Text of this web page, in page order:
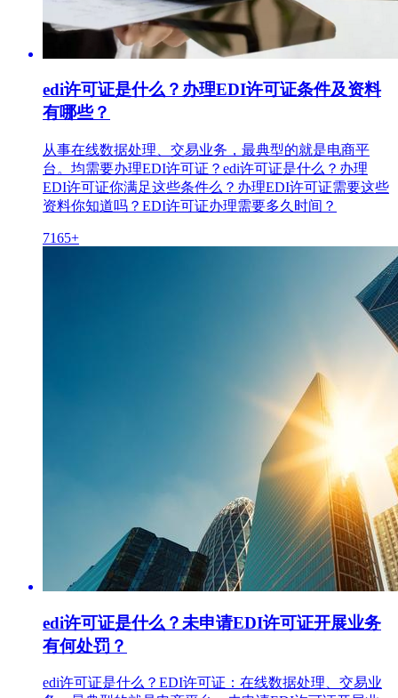
edi许可证是什么？办理EDI许可证条件及资料
有哪些？
从事在线数据处理、交易业务，最典型的就是电商平
台。均需要办理EDI许可证？edi许可证是什么？办理
EDI许可证你满足这些条件么？办理EDI许可证需要这些
资料你知道吗？EDI许可证办理需要多久时间？
7165+
edi许可证是什么？未申请EDI许可证开展业务
有何处罚？
edi许可证是什么？EDI许可证：在线数据处理、交易业